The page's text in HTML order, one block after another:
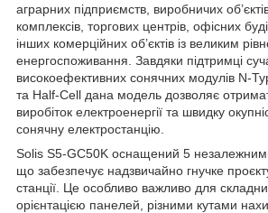
аграрних підприємств, виробничих
комплексів, торгових центрів, офісних
інших комерційних об’єктів із великим
енергоспоживання. Завдяки підтримці
високоефективних сонячних модулів N-
та Half-Cell дана модель дозволяє
виробіток електроенергії та швидку
сонячну електростанцію.
Solis S5-GC50K оснащений 5
що забезпечує надзвичайно гнучке
станції. Це особливо важливо для
орієнтацією панелей, різними кутами